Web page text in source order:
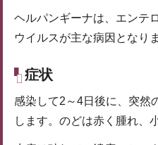
ヘルパンギーナは、エンテ
ウイルスが主な病因となり
症状
感染して2～4日後に、突然
します。のどは赤く腫れ、